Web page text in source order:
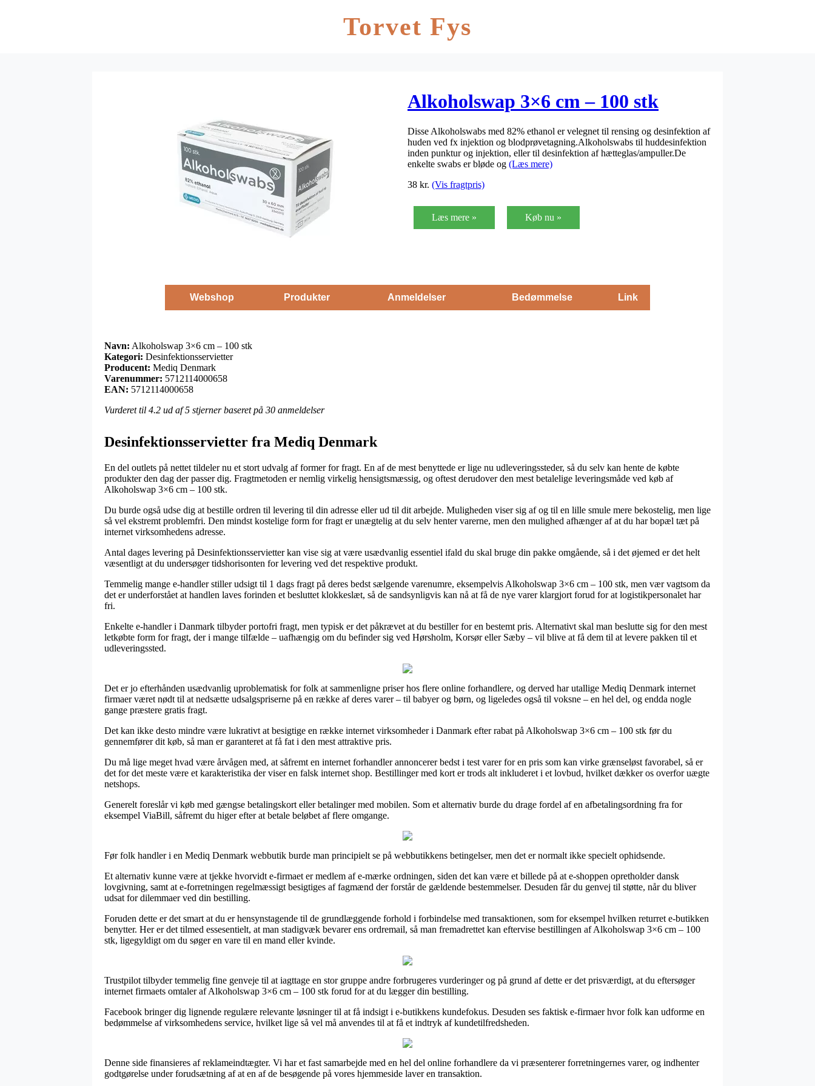
Torvet Fys
Alkoholswap 3×6 cm – 100 stk
Disse Alkoholswabs med 82% ethanol er velegnet til rensing og desinfektion af
huden ved fx injektion og blodprøvetagning.Alkoholswabs til huddesinfektion
inden punktur og injektion, eller til desinfektion af hætteglas/ampuller.De
enkelte swabs er bløde og (Læs mere)
38 kr. (Vis fragtpris)
Læs mere » Køb nu »
Webshop Produkter Anmeldelser Bedømmelse Link
Navn: Alkoholswap 3×6 cm – 100 stk
Kategori: Desinfektionsservietter
Producent: Mediq Denmark
Varenummer: 5712114000658
EAN: 5712114000658
Vurderet til 4.2 ud af 5 stjerner baseret på 30 anmeldelser
Desinfektionsservietter fra Mediq Denmark
En del outlets på nettet tildeler nu et stort udvalg af former for fragt. En af de mest benyttede er lige nu udleveringssteder, så du selv kan hente de købte
produkter den dag der passer dig. Fragtmetoden er nemlig virkelig hensigtsmæssig, og oftest derudover den mest betalelige leveringsmåde ved køb af
Alkoholswap 3×6 cm – 100 stk.
Du burde også udse dig at bestille ordren til levering til din adresse eller ud til dit arbejde. Muligheden viser sig af og til en lille smule mere bekostelig, men lige
så vel ekstremt problemfri. Den mindst kostelige form for fragt er unægtelig at du selv henter varerne, men den mulighed afhænger af at du har bopæl tæt på
internet virksomhedens adresse.
Antal dages levering på Desinfektionsservietter kan vise sig at være usædvanlig essentiel ifald du skal bruge din pakke omgående, så i det øjemed er det helt
væsentligt at du undersøger tidshorisonten for levering ved det respektive produkt.
Temmelig mange e-handler stiller udsigt til 1 dags fragt på deres bedst sælgende varenumre, eksempelvis Alkoholswap 3×6 cm – 100 stk, men vær vagtsom da
det er underforstået at handlen laves forinden et besluttet klokkeslæt, så de sandsynligvis kan nå at få de nye varer klargjort forud for at logistikpersonalet har
fri.
Enkelte e-handler i Danmark tilbyder portofri fragt, men typisk er det påkrævet at du bestiller for en bestemt pris. Alternativt skal man beslutte sig for den mest
letkøbte form for fragt, der i mange tilfælde – uafhængig om du befinder sig ved Hørsholm, Korsør eller Sæby – vil blive at få dem til at levere pakken til et
udleveringssted.
Det er jo efterhånden usædvanlig uproblematisk for folk at sammenligne priser hos flere online forhandlere, og derved har utallige Mediq Denmark internet
firmaer været nødt til at nedsætte udsalgspriserne på en række af deres varer – til babyer og børn, og ligeledes også til voksne – en hel del, og endda nogle
gange præstere gratis fragt.
Det kan ikke desto mindre være lukrativt at besigtige en række internet virksomheder i Danmark efter rabat på Alkoholswap 3×6 cm – 100 stk før du
gennemfører dit køb, så man er garanteret at få fat i den mest attraktive pris.
Du må lige meget hvad være årvågen med, at såfremt en internet forhandler annoncerer bedst i test varer for en pris som kan virke grænseløst favorabel, så er
det for det meste være et karakteristika der viser en falsk internet shop. Bestillinger med kort er trods alt inkluderet i et lovbud, hvilket dækker os overfor uægte
netshops.
Generelt foreslår vi køb med gængse betalingskort eller betalinger med mobilen. Som et alternativ burde du drage fordel af en afbetalingsordning fra for
eksempel ViaBill, såfremt du higer efter at betale beløbet af flere omgange.
Før folk handler i en Mediq Denmark webbutik burde man principielt se på webbutikkens betingelser, men det er normalt ikke specielt ophidsende.
Et alternativ kunne være at tjekke hvorvidt e-firmaet er medlem af e-mærke ordningen, siden det kan være et billede på at e-shoppen opretholder dansk
lovgivning, samt at e-forretningen regelmæssigt besigtiges af fagmænd der forstår de gældende bestemmelser. Desuden får du genvej til støtte, når du bliver
udsat for dilemmaer ved din bestilling.
Foruden dette er det smart at du er hensynstagende til de grundlæggende forhold i forbindelse med transaktionen, som for eksempel hvilken returret e-butikken
benytter. Her er det tilmed essesentielt, at man stadigvæk bevarer ens ordremail, så man fremadrettet kan eftervise bestillingen af Alkoholswap 3×6 cm – 100
stk, ligegyldigt om du søger en vare til en mand eller kvinde.
Trustpilot tilbyder temmelig fine genveje til at iagttage en stor gruppe andre forbrugeres vurderinger og på grund af dette er det prisværdigt, at du eftersøger
internet firmaets omtaler af Alkoholswap 3×6 cm – 100 stk forud for at du lægger din bestilling.
Facebook bringer dig lignende regulære relevante løsninger til at få indsigt i e-butikkens kundefokus. Desuden ses faktisk e-firmaer hvor folk kan udforme en
bedømmelse af virksomhedens service, hvilket lige så vel må anvendes til at få et indtryk af kundetilfredsheden.
Denne side finansieres af reklameindtægter. Vi har et fast samarbejde med en hel del online forhandlere da vi præsenterer forretningernes varer, og indhenter
godtgørelse under forudsætning af at en af de besøgende på vores hjemmeside laver en transaktion.